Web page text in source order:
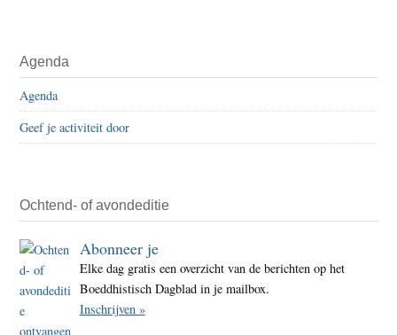
Agenda
Agenda
Geef je activiteit door
Ochtend- of avondeditie
Abonneer je
Elke dag gratis een overzicht van de berichten op het
Boeddhistisch Dagblad in je mailbox.
Inschrijven »